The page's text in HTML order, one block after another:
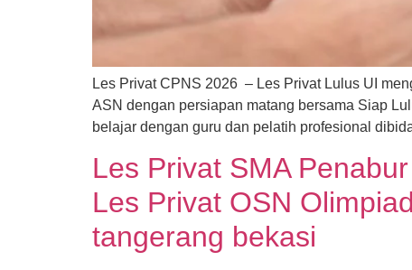
Les Privat CPNS 2026 – Les Privat Lulus UI
ASN dengan persiapan matang bersama Siap
belajar dengan guru dan pelatih profesional
Les Privat SMA
Les Privat OSN
tangerang bekasi